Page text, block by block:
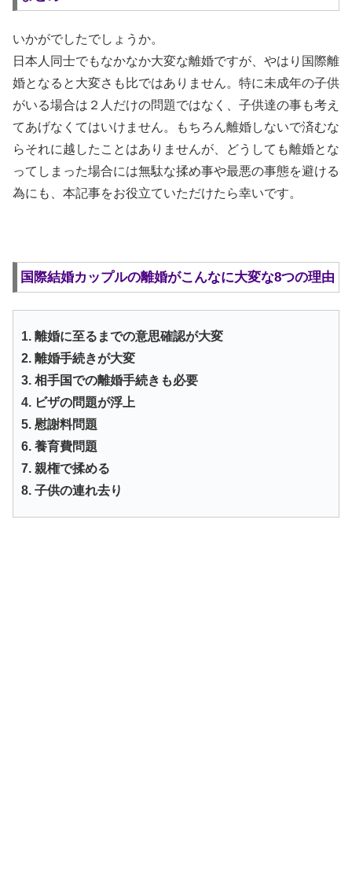
いかがでしたでしょうか。
日本人同士でもなかなか大変な離婚ですが、やはり国際離
婚となると大変さも比ではありません。特に未成年の子供
がいる場合は２人だけの問題ではなく、子供達の事も考え
てあげなくてはいけません。もちろん離婚しないで済むな
らそれに越したことはありませんが、どうしても離婚とな
ってしまった場合には無駄な揉め事や最悪の事態を避ける
為にも、本記事をお役立ていただけたら幸いです。
国際結婚カップルの離婚がこんなに大変な8つの理由
1. 離婚に至るまでの意思確認が大変
2. 離婚手続きが大変
3. 相手国での離婚手続きも必要
4. ビザの問題が浮上
5. 慰謝料問題
6. 養育費問題
7. 親権で揉める
8. 子供の連れ去り